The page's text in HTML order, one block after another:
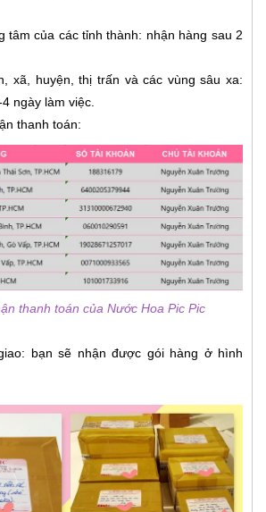
tâm của các tỉnh thành: nhận hàng sau 2
xã, huyện, thị trấn và các vùng sâu xa:
ngày làm việc.
thanh toán:
thanh toán của Nước Hoa Pic Pic
bạn sẽ nhận được gói hàng ở hình